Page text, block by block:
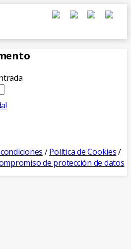
/Política de Cookies/
de protección de datos